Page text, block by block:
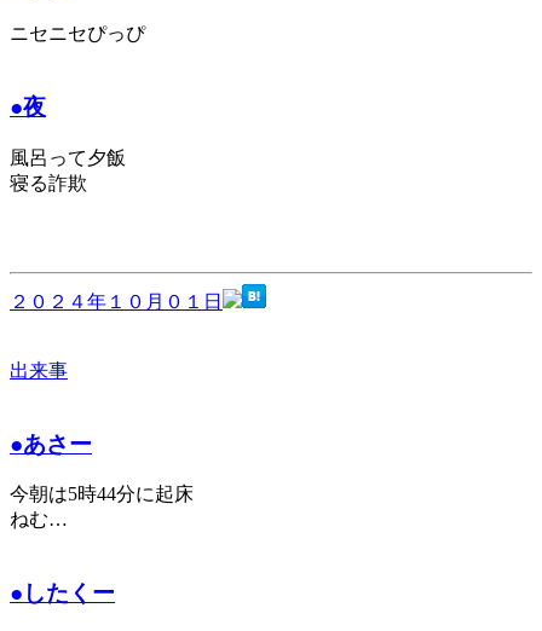
ニセニセぴっぴ
●夜
風呂って夕飯
寝る詐欺
２０２４年１０月０１日
出来事
●あさー
今朝は5時44分に起床
ねむ…
●したくー